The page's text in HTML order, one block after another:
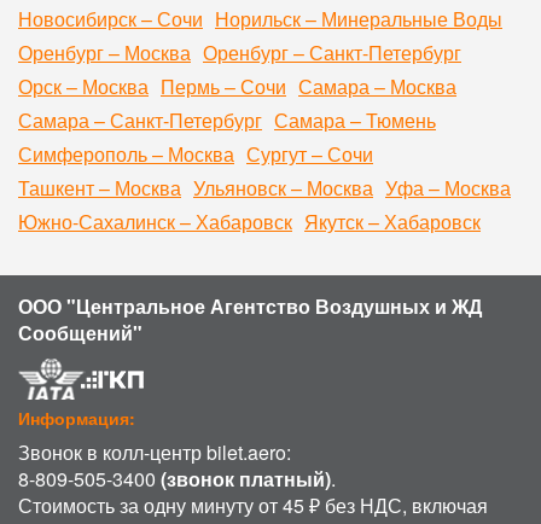
Новосибирск – Сочи Норильск – Минеральные Воды
Оренбург – Москва Оренбург – Санкт-Петербург
Орск – Москва Пермь – Сочи Самара – Москва
Самара – Санкт-Петербург Самара – Тюмень
Симферополь – Москва Сургут – Сочи
Ташкент – Москва Ульяновск – Москва Уфа – Москва
Южно-Сахалинск – Хабаровск Якутск – Хабаровск
ООО "Центральное Агентство Воздушных и ЖД
Сообщений"
Информация:
Звонок в колл-центр bilet.aero:
8-809-505-3400 (звонок платный).
Стоимость за одну минуту от 45 ₽ без НДС, включая